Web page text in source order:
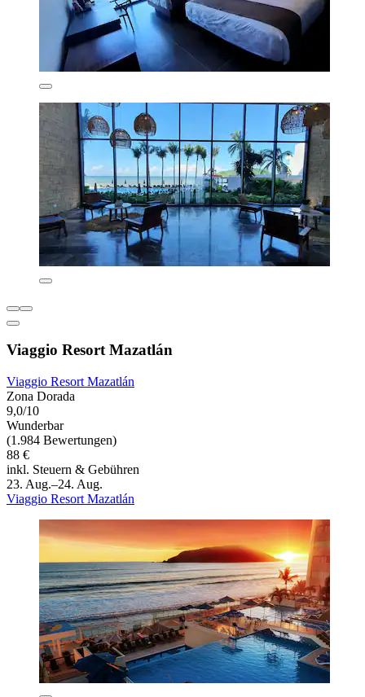
Viaggio Resort Mazatlán
Viaggio Resort Mazatlán
Zona Dorada
9,0/10
Wunderbar
(1.984 Bewertungen)
88 €
inkl. Steuern & Gebühren
23. Aug.–24. Aug.
Viaggio Resort Mazatlán